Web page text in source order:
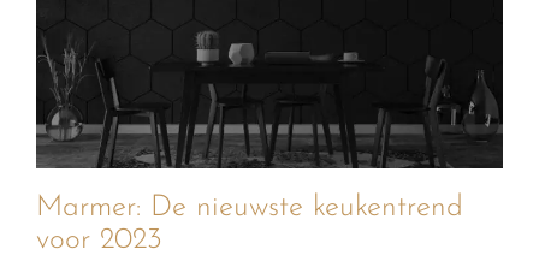
Marmer: De nieuwste keukentrend
voor 2023